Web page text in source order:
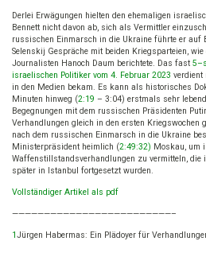
Derlei Erwägungen hielten den ehemaligen
Bennett nicht davon ab, sich als Vermittler
russischen Einmarsch in die Ukraine führte er auf
Selenskij Gespräche mit beiden Kriegsparteien,
Journalisten Hanoch Daum berichtete. Das fast
israelischen Politiker vom 4. Februar 2023
in den Medien bekam. Es kann als historisches
Minuten hinweg (2:19 – 3:04) erstmals sehr
Begegnungen mit dem russischen Präsidenten
Verhandlungen gleich in den ersten Kriegswochen
nach dem russischen Einmarsch in die Ukraine
Ministerpräsident heimlich (2:49:32) Moskau, um
Waffenstillstandsverhandlungen zu vermitteln, die
später in Istanbul fortgesetzt wurden.
Vollständiger Artikel als pdf
—————————————————————————–
1Jürgen Habermas: Ein Plädoyer für